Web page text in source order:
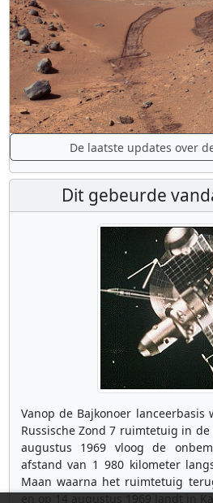
De laatste updates over
Dit gebeurde
Vanop de Bajkonoer
Russische Zond 7 ruimtetuig in
augustus 1969 vloog de
afstand van 1 980 kilometer
Maan waarna het ruimtetuig